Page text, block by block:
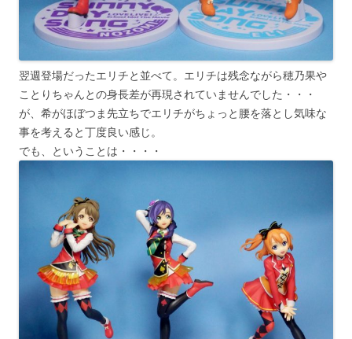
翌週登場だったエリチと並べて。エリチは残念ながら穂乃果や
ことりちゃんとの身長差が再現されていませんでした・・・
が、希がほぼつま先立ちでエリチがちょっと腰を落とし気味な
事を考えると丁度良い感じ。
でも、ということは・・・・